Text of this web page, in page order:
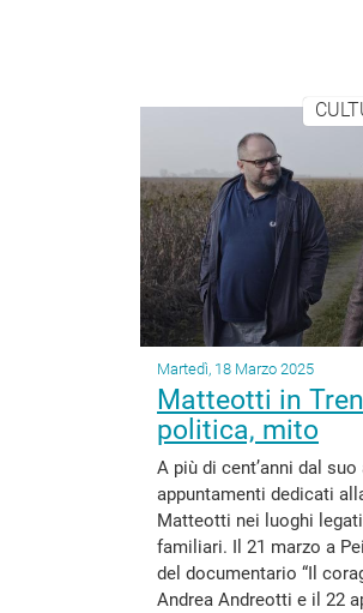
Martedì, 18 Marzo 2025
Matteotti in
politica, mito
A più di cent’anni dal
appuntamenti dedicati
Matteotti nei luoghi
familiari. Il 21 marzo a
del documentario “Il
Andrea Andreotti e il 22